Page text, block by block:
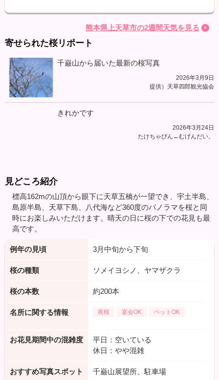
熊本県上天草市の2週間天気を見る
寄せられた桜リポート
千巌山から届いた最新の桜写真
2026年3月9日
提供）天草四郎観光協会
きれかです
2026年3月24日
たけちゃびん←むげんだい。
見どころ紹介
標高162mの山頂から眼下に天草五橋が一望でき、宇土半島、
島原半島、天草下島、八代海など360度のパノラマを桜と同
時にお楽しみいただけます。晴天の日に桜の下での花見も最
高です。
例年の見頃 3月中旬から下旬
桜の種類 ソメイヨシノ、ヤマザクラ
桜の本数 約200本
名所に関する情報 夜桜 宴会OK ペットOK
お花見期間中の混雑度
平日：空いている
休日：やや混雑
おすすめ写真スポット 千巌山展望所、駐車場